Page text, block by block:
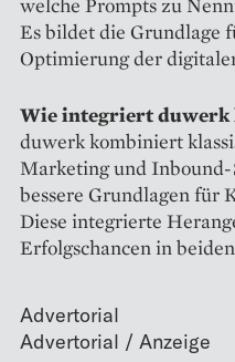
welche Prompts zu
Es bildet die Grundlage
Optimierung der
Wie integriert duwerk
duwerk kombiniert
Marketing und
bessere Grundlagen für
Diese integrierte
Erfolgschancen in
Advertorial